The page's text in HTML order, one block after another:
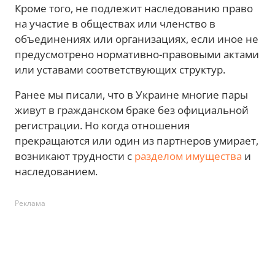
Кроме того, не подлежит наследованию право
на участие в обществах или членство в
объединениях или организациях, если иное не
предусмотрено нормативно-правовыми актами
или уставами соответствующих структур.
Ранее мы писали, что в Украине многие пары
живут в гражданском браке без официальной
регистрации. Но когда отношения
прекращаются или один из партнеров умирает,
возникают трудности с разделом имущества и
наследованием.
Реклама